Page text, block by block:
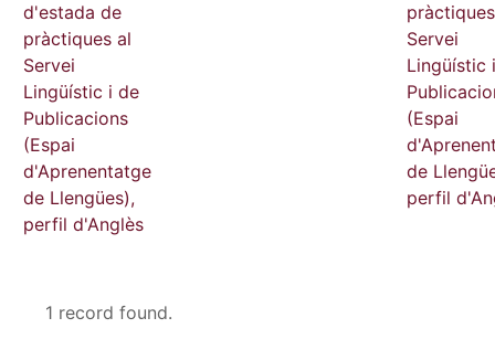
d'estada de
pràctiques al
Servei
Lingüístic i de
Publicacions
(Espai
d'Aprenentatge
de Llengües),
perfil d'Anglès
Servei
Lingüístic
(Espai
de
perfil
1 record found.